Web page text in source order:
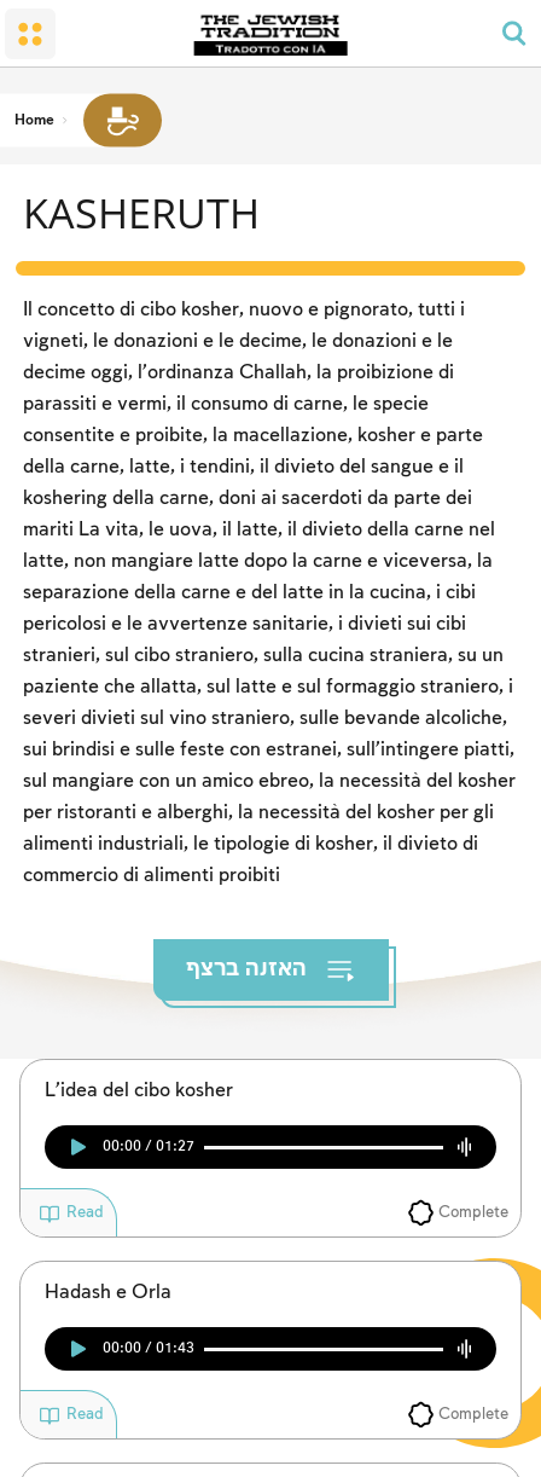
Rispettare i genitori
MITZVOT DI FELICITA’ FAMILIARE
AVELUT - LUTTO
La Terra e il popolo
Il Tempio Santo
LA SINAGOGA E LA CASA
RITMO DELLA PREGHIERA GIORNALIERA
LA PREGHIERA DEGLI UOMINI
LE BENEDIZIONI
LEGGI E STATUTI
Shabbat e festività
I LAVORI PROIBITI
CALENDARIO E FESTIVITA’
Contare l'Omer e i giorni nazionali
Shavuot
Rosh Ha-shana
Yom Kippur
Sukkot
I digiuni commemorativi della distruzione del Tempio
Hanukkah
Home
KASHERUTH
Il concetto di cibo kosher, nuovo e pignorato, tutti i
vigneti, le donazioni e le decime, le donazioni e le
decime oggi, l'ordinanza Challah, la proibizione di
parassiti e vermi, il consumo di carne, le specie
consentite e proibite, la macellazione, kosher e parte
della carne, latte, i tendini, il divieto del sangue e il
koshering della carne, doni ai sacerdoti da parte dei
mariti La vita, le uova, il latte, il divieto della carne nel
latte, non mangiare latte dopo la carne e viceversa, la
separazione della carne e del latte in la cucina, i cibi
pericolosi e le avvertenze sanitarie, i divieti sui cibi
stranieri, sul cibo straniero, sulla cucina straniera, su un
paziente che allatta, sul latte e sul formaggio straniero, i
severi divieti sul vino straniero, sulle bevande alcoliche,
sui brindisi e sulle feste con estranei, sull'intingere piatti,
sul mangiare con un amico ebreo, la necessità del kosher
per ristoranti e alberghi, la necessità del kosher per gli
alimenti industriali, le tipologie di kosher, il divieto di
commercio di alimenti proibiti
האזנה ברצף
L’idea del cibo kosher
00:00 / 01:27
Complete
Read
Hadash e Orla
00:00 / 01:43
Complete
Read